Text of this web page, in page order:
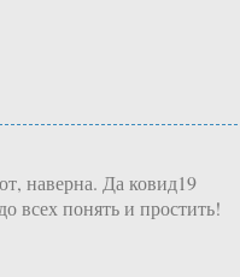
наверна. Да ковид19
всех понять и простить!